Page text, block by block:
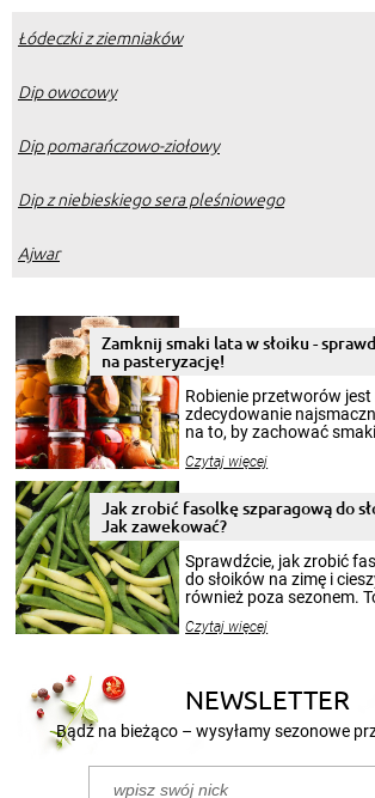
Łódeczki z ziemniaków
Dip owocowy
Dip pomarańczowo-ziołowy
Dip z niebieskiego sera pleśniowego
Ajwar
Zamknij smaki lata w słoiku -
na pasteryzację!
Robienie przetworów
zdecydowanie
na to, by zachować
jesieni na dłużej. Można
krajobrazów, by cieszyć
pełni poczuć atmosferę
miesięcy. Przygotowanie
smakowitą zawartością
patenty, które pozwolą
przetworów.
Czytaj więcej
Jak zrobić fasolkę szparagową do
Jak zawekować?
Sprawdźcie, jak zrobić
do słoików na zimę i
również poza sezonem.
wekować na wiele
nasze propozycje!
Czytaj więcej
NEWSLETTER
Bądź na bieżąco – wysyłamy sezonowe